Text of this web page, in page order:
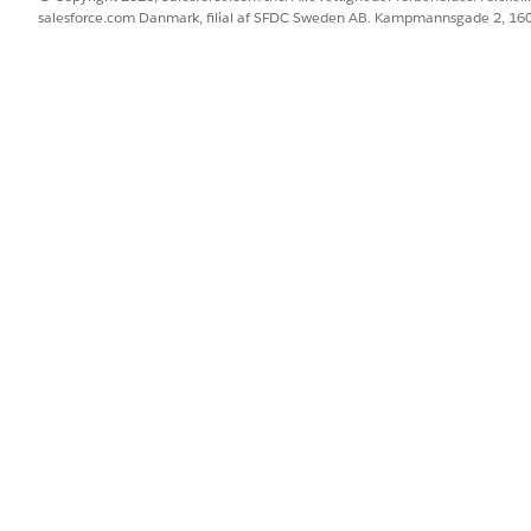
salesforce.com Danmark, filial af SFDC Sweden AB. Kampmannsgade 2,